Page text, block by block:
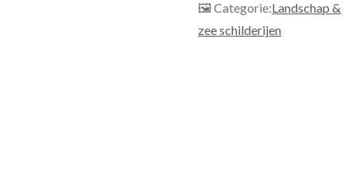
🖼 Categorie:Landschap &
zee schilderijen